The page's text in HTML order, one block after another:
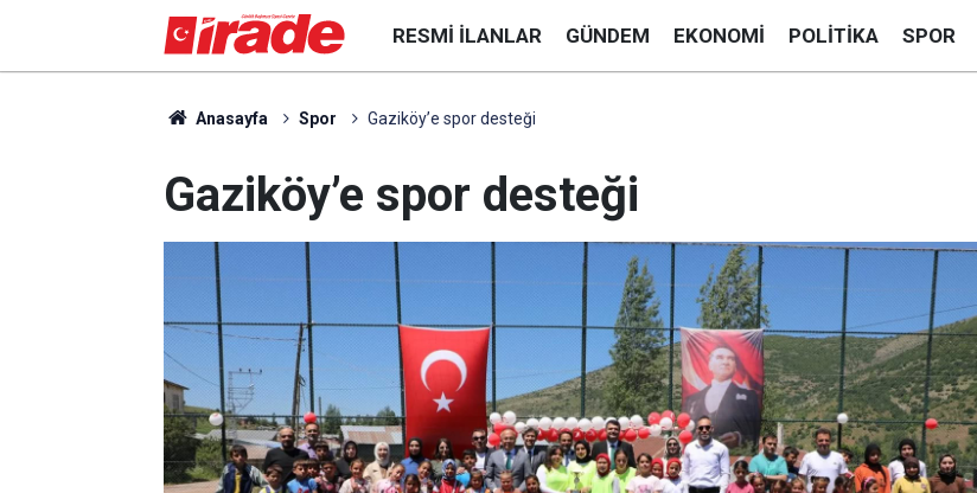
RESMI İLANLAR GÜNDEM EKONOMI POLITIKA SPOR
Anasayfa Spor Gaziköy’e spor desteği
Gaziköy’e spor desteği